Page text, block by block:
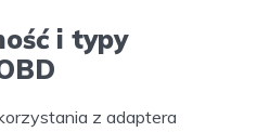
i typy
z adaptera